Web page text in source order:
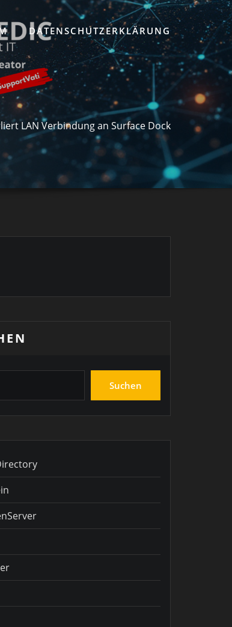
DATENSCHUTZERKLÄRUNG
LAN Verbindung an Surface Dock
Suchen